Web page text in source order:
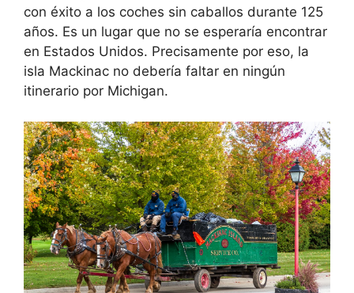
con éxito a los coches sin caballos durante 125
años. Es un lugar que no se esperaría encontrar
en Estados Unidos. Precisamente por eso, la
isla Mackinac no debería faltar en ningún
itinerario por Michigan.